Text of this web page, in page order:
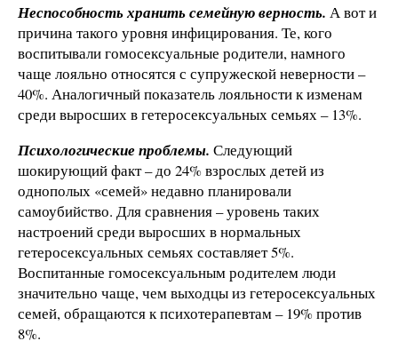
Неспособность хранить семейную верность. А вот и
причина такого уровня инфицирования. Те, кого
воспитывали гомосексуальные родители, намного
чаще лояльно относятся с супружеской неверности –
40%. Аналогичный показатель лояльности к изменам
среди выросших в гетеросексуальных семьях – 13%.
Психологические проблемы. Следующий
шокирующий факт – до 24% взрослых детей из
однополых «семей» недавно планировали
самоубийство. Для сравнения – уровень таких
настроений среди выросших в нормальных
гетеросексуальных семьях составляет 5%.
Воспитанные гомосексуальным родителем люди
значительно чаще, чем выходцы из гетеросексуальных
семей, обращаются к психотерапевтам – 19% против
8%.